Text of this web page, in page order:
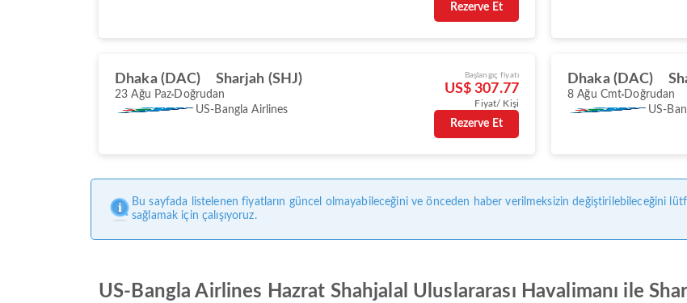
Rezerve Et
Dhaka (DAC) Sharjah (SHJ)
23 Ağu Paz Doğrudan
US-Bangla Airlines
Başlangıç fiyatı
US$ 307.77
Fiyat/ Kişi
Rezerve Et
Dhaka (DAC)
8 Ağu Cmt Doğrudan
US-
Bu sayfada listelenen fiyatların güncel olmayabileceğini ve önceden haber verilmeksizin değiştirilebileceğini
sağlamak için çalışıyoruz.
US-Bangla Airlines Hazrat Shahjalal Uluslararası Havalimanı ile